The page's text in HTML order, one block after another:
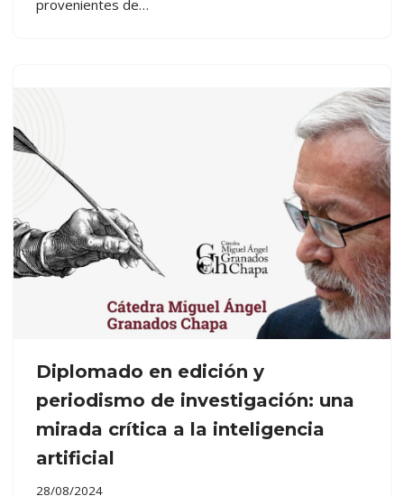
provenientes de…
Diplomado en edición y
periodismo de investigación: una
mirada crítica a la inteligencia
artificial
28/08/2024